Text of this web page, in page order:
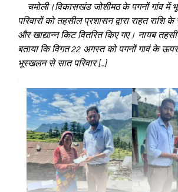
चमोली।विकासखंड जोशीमठ के पगनों गांव में
परिवारों को तहसील प्रशासन द्वारा राहत
और खाद्यान्न किट वितरित किए गए। नायब
बताया कि विगत 22 अगस्त को पगनों गावं के
भूस्खलन से सात परिवार […]